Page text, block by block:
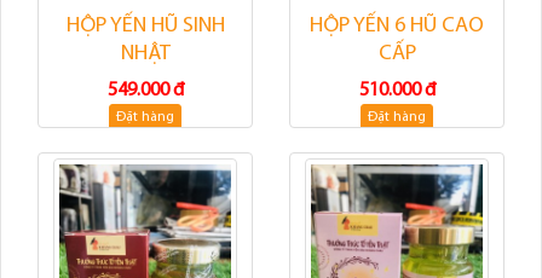
HỘP YẾN HŨ SINH
NHẬT
549.000 đ
Đặt hàng
HỘP YẾN 6 HŨ CAO
CẤP
510.000 đ
Đặt hàng